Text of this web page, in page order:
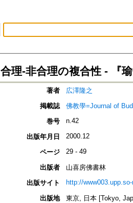
合理-非合理の複合性 - 『
著者
広澤隆之
掲載誌
佛教學=Journal of
巻号
n.42
出版年月日 2000.12
ページ 29 - 49
出版者
山喜房佛書林
出版サイト
http://
出版地
東京, 日本 [Tokyo,